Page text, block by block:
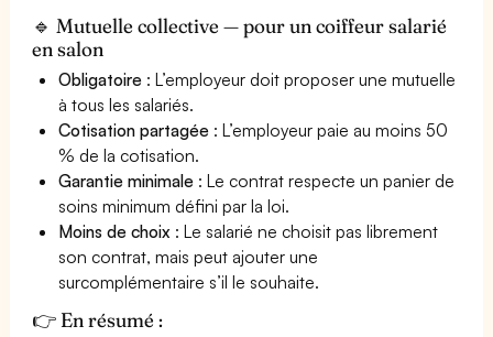
🔹 Mutuelle collective — pour un coiffeur salarié
en salon
Obligatoire : L’employeur doit proposer une mutuelle
à tous les salariés.
Cotisation partagée : L’employeur paie au moins 50
% de la cotisation.
Garantie minimale : Le contrat respecte un panier de
soins minimum défini par la loi.
Moins de choix : Le salarié ne choisit pas librement
son contrat, mais peut ajouter une
surcomplémentaire s’il le souhaite.
👉 En résumé :